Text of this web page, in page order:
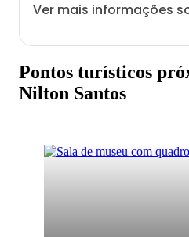
Ver mais informações
Pontos turísticos
Nilton Santos